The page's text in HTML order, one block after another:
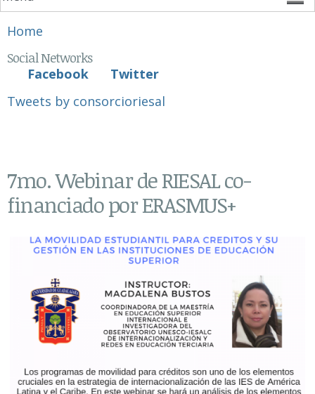
You are here
Home
Social Networks
Facebook
Twitter
Tweets by consorcioriesal
7mo. Webinar de RIESAL co-
financiado por ERASMUS+